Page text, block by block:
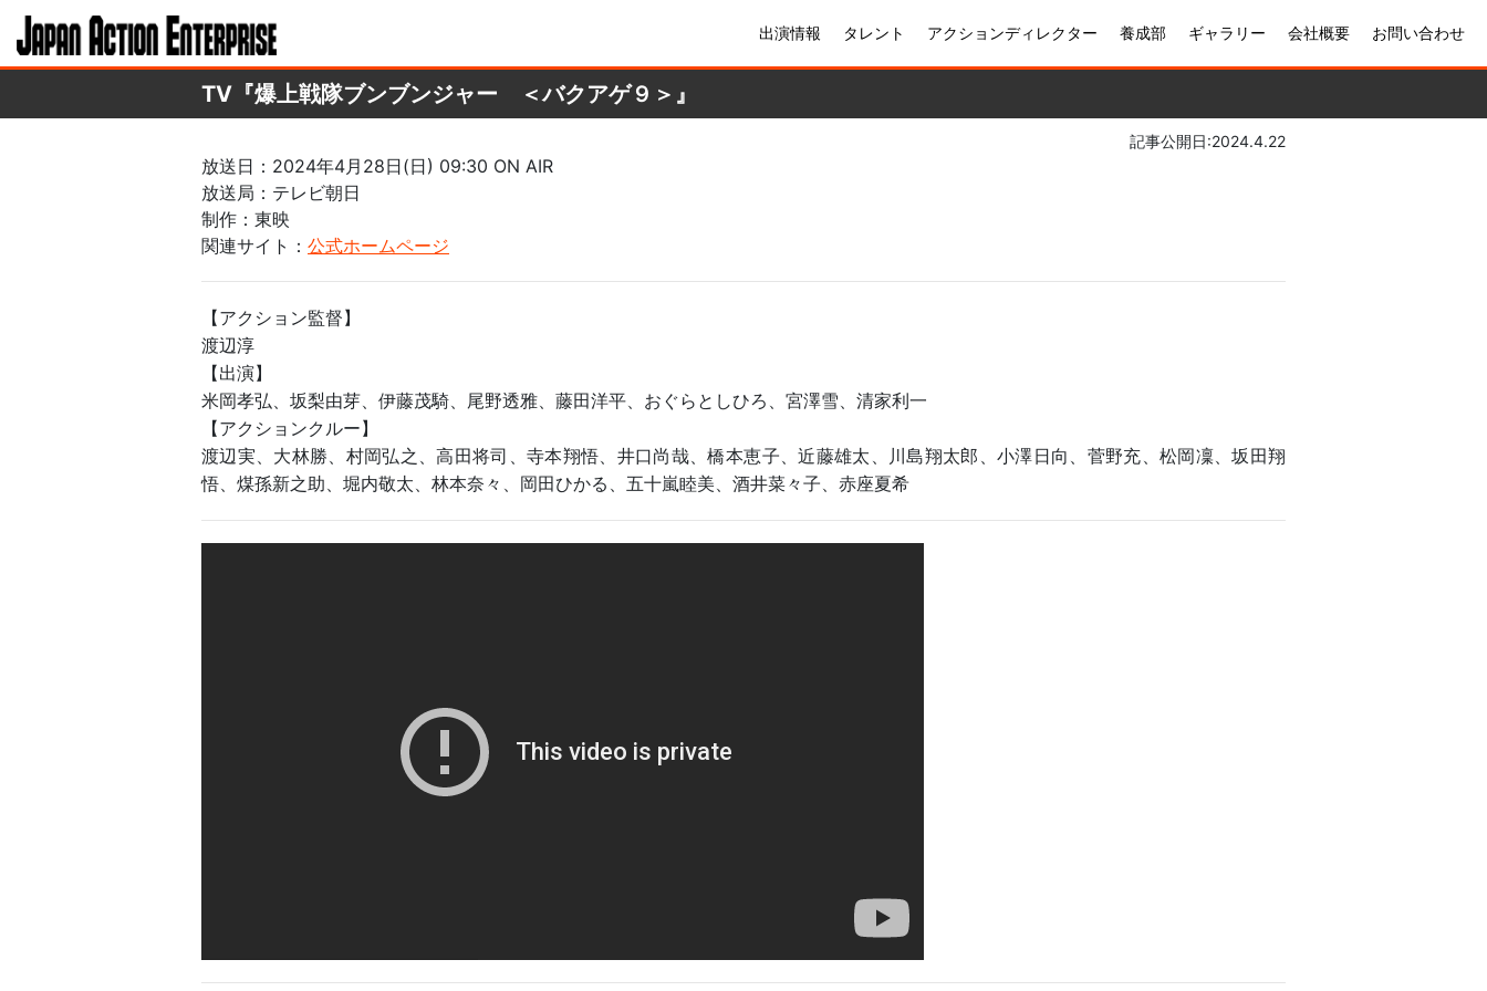
出演情報 タレント アクションディレクター 養成部 ギャラリー 会社概要 お問い合わせ
TV『爆上戦隊ブンブンジャー ＜バクアゲ９＞』
記事公開日:2024.4.22
放送日：2024年4月28日(日) 09:30 ON AIR
放送局：テレビ朝日
制作：東映
関連サイト： 公式ホームページ
【アクション監督】
渡辺淳
【出演】
米岡孝弘、坂梨由芽、伊藤茂騎、尾野透雅、藤田洋平、おぐらとしひろ、宮澤雪、清家利一
【アクションクルー】
渡辺実、大林勝、村岡弘之、高田将司、寺本翔悟、井口尚哉、橋本恵子、近藤雄太、川島翔太郎、小澤日向、菅野充、松岡凜、坂田翔
悟、煤孫新之助、堀内敬太、林本奈々、岡田ひかる、五十嵐睦美、酒井菜々子、赤座夏希